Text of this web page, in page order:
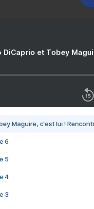
DiCaprio et Tobey
Maguire, c'est lui !
6
5
4
3